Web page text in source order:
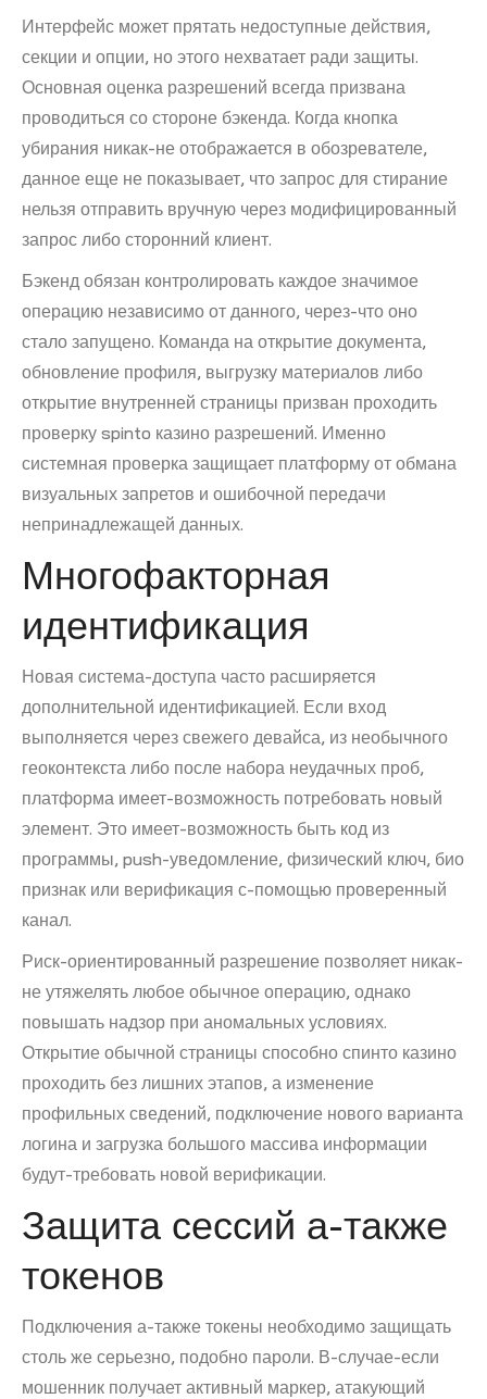
Интерфейс может прятать недоступные действия,
секции и опции, но этого нехватает ради защиты.
Основная оценка разрешений всегда призвана
проводиться со стороне бэкенда. Когда кнопка
убирания никак-не отображается в обозревателе,
данное еще не показывает, что запрос для стирание
нельзя отправить вручную через модифицированный
запрос либо сторонний клиент.
Бэкенд обязан контролировать каждое значимое
операцию независимо от данного, через-что оно
стало запущено. Команда на открытие документа,
обновление профиля, выгрузку материалов либо
открытие внутренней страницы призван проходить
проверку spinto казино разрешений. Именно
системная проверка защищает платформу от обмана
визуальных запретов и ошибочной передачи
непринадлежащей данных.
Многофакторная
идентификация
Новая система-доступа часто расширяется
дополнительной идентификацией. Если вход
выполняется через свежего девайса, из необычного
геоконтекста либо после набора неудачных проб,
платформа имеет-возможность потребовать новый
элемент. Это имеет-возможность быть код из
программы, push-уведомление, физический ключ, био
признак или верификация с-помощью проверенный
канал.
Риск-ориентированный разрешение позволяет никак-
не утяжелять любое обычное операцию, однако
повышать надзор при аномальных условиях.
Открытие обычной страницы способно спинто казино
проходить без лишних этапов, а изменение
профильных сведений, подключение нового варианта
логина и загрузка большого массива информации
будут-требовать новой верификации.
Защита сессий а-также
токенов
Подключения а-также токены необходимо защищать
столь же серьезно, подобно пароли. В-случае-если
мошенник получает активный маркер, атакующий